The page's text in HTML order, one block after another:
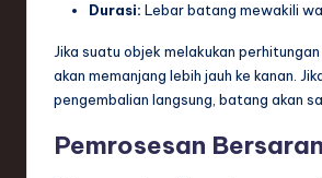
Durasi: Lebar batang mewakili
Jika suatu objek melakukan
akan memanjang lebih jauh ke kanan.
pengembalian langsung, batang akan
Pemrosesan